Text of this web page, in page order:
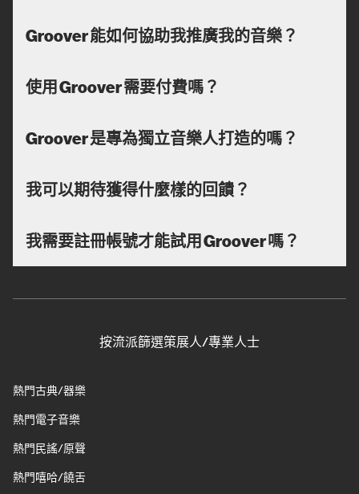
Groover 能如何協助我推廣我的音樂？
使用 Groover 需要付費嗎？
Groover 是專為獨立音樂人打造的嗎？
我可以期待獲得什麼樣的回饋？
我需要註冊帳號才能試用 Groover 嗎？
按流派篩選策展人/專業人士
熱門古典/器樂
熱門電子音樂
熱門民謠/原聲
熱門嘻哈/饒舌